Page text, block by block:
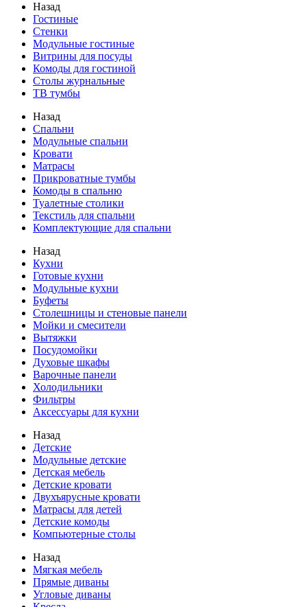
Назад
Гостиные
Стенки
Модульные гостиные
Витрины для посуды
Комоды для гостиной
Столы журнальные
ТВ тумбы
Назад
Спальни
Модульные спальни
Кровати
Матрасы
Прикроватные тумбы
Комоды в спальню
Туалетные столики
Текстиль для спальни
Комплектующие для спальни
Назад
Кухни
Готовые кухни
Модульные кухни
Буфеты
Столешницы и стеновые панели
Мойки и смесители
Вытяжки
Посудомойки
Духовые шкафы
Варочные панели
Холодильники
Фильтры
Аксессуары для кухни
Назад
Детские
Модульные детские
Детская мебель
Детские кровати
Двухъярусные кровати
Матрасы для детей
Детские комоды
Компьютерные столы
Назад
Мягкая мебель
Прямые диваны
Угловые диваны